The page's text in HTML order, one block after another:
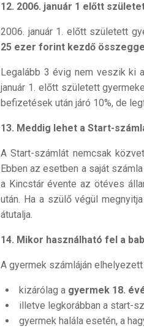
12. 2006. január 1 előtt
2006. január 1. előtt született
25 ezer forint kezdő összeggel
Legalább 3 évig nem veszik ki
január 1. előtt született
befizetések után járó 10%, de
13. Meddig lehet a Start-
A Start-számlát nemcsak
Ebben az esetben a saját
a Kincstár évente az ötéves
után. Ha a szülő végül
átutalja.
14. Mikor használható fel a
A gyermek számláján
kizárólag a gyermek 18.
illetve legkorábban a start-
gyermek halála esetén, a